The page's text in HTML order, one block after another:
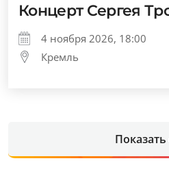
Концерт Сергея
4 ноября 2026, 18:00
Кремль